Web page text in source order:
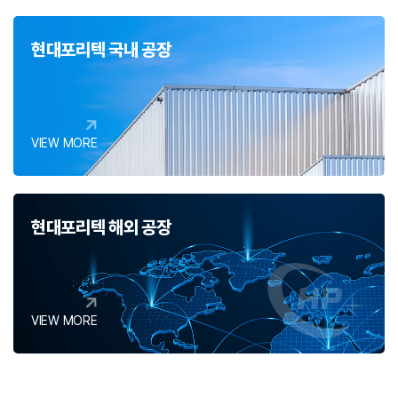
현대포리텍 국내 공장
VIEW MORE
현대포리텍 해외 공장
VIEW MORE